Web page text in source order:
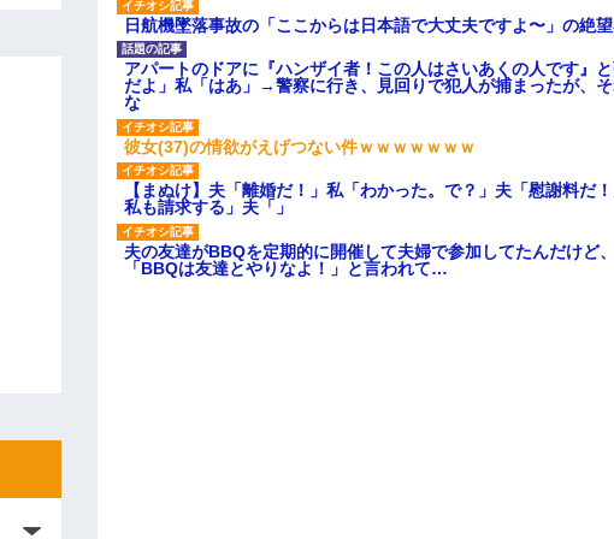
日航機墜落事故の「ここからは日本語で大丈夫ですよ〜」の絶
アパートのドアに『ハンザイ者！この人はさいあくの人です』
だよ」私「はあ」→警察に行き、見回りで犯人が捕まったが、
な
彼女(37)の情欲がえげつない件ｗｗｗｗｗｗｗ
【まぬけ】夫「離婚だ！」私「わかった。で？」夫「慰謝料だ
私も請求する」夫「」
夫の友達がBBQを定期的に開催して夫婦で参加してたんだけど
「BBQは友達とやりなよ！」と言われて…